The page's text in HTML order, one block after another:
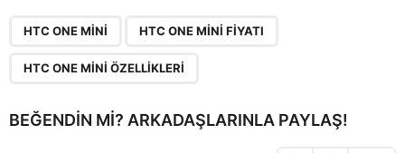
a
HTC ONE MINI HTC ONE MINI FIYATI
HTC ONE MINI ÖZELLIKLERI
BEĞENDIN MI? ARKADAŞLARINLA PAYLAŞ!